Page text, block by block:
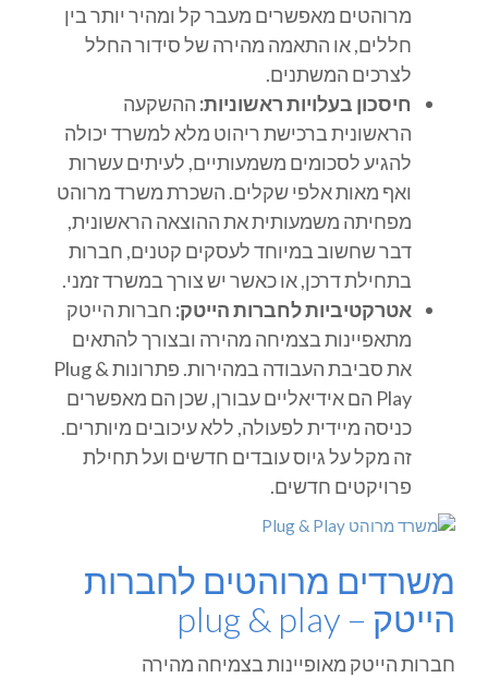
מרוהטים מאפשרים מעבר קל ומהיר יותר בין
חללים, או התאמה מהירה של סידור החלל
לצרכים המשתנים.
חיסכון בעלויות ראשוניות: ההשקעה
הראשונית ברכישת ריהוט מלא למשרד יכולה
להגיע לסכומים משמעותיים, לעיתים עשרות
ואף מאות אלפי שקלים. השכרת משרד מרוהט
מפחיתה משמעותית את ההוצאה הראשונית,
דבר שחשוב במיוחד לעסקים קטנים, חברות
בתחילת דרכן, או כאשר יש צורך במשרד זמני.
אטרקטיביות לחברות הייטק: חברות הייטק
מתאפיינות בצמיחה מהירה ובצורך להתאים
את סביבת העבודה במהירות. פתרונות Plug &
Play הם אידיאליים עבורן, שכן הם מאפשרים
כניסה מיידית לפעולה, ללא עיכובים מיותרים.
זה מקל על גיוס עובדים חדשים ועל תחילת
פרויקטים חדשים.
משרדים מרוהטים לחברות
הייטק – plug & play
חברות הייטק מאופיינות בצמיחה מהירה